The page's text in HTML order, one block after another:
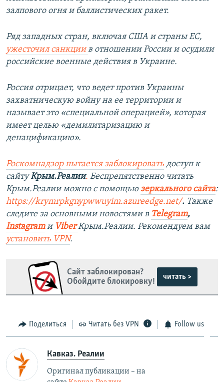
залпового огня и баллистических ракет.
Ряд западных стран, включая США и страны ЕС,
ужесточил санкциив отношении России и осудили
российские военные действия в Украине.
Россия отрицает, что ведет против Украины
захватническую войну на ее территории и
называет это «специальной операцией», которая
имеет целью «демилитаризацию и
денацификацию».
Роскомнадзор пытается заблокировать доступ к
сайтуКрым.Реалии. Беспрепятственно читать
Крым.Реалии можно с помощью зеркального сайта:
https://krymrpkgnypwwuyim.azureedge.net/. Также
следите за основными новостями в Telegram,
Instagram и ViberКрым.Реалии. Рекомендуем вам
установить VPN.
Сайт заблокирован?
Обойдите блокировку!
читать >
Поделиться Читать без VPN Follow us
Кавказ. Реалии
Оригинал публикации – на